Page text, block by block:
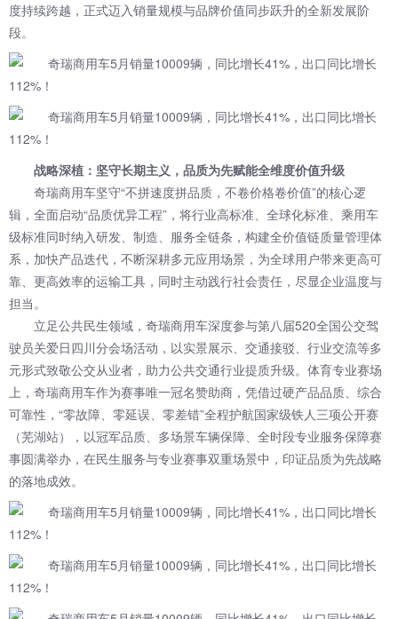
度持续跨越，正式迈入销量规模与品牌价值同步跃升的全新发展阶
段。
战略深植：坚守长期主义，品质为先赋能全维度价值升级
奇瑞商用车坚守“不拼速度拼品质，不卷价格卷价值”的核心逻
辑，全面启动“品质优异工程”，将行业高标准、全球化标准、乘用车
级标准同时纳入研发、制造、服务全链条，构建全价值链质量管理体
系，加快产品迭代，不断深耕多元应用场景，为全球用户带来更高可
靠、更高效率的运输工具，同时主动践行社会责任，尽显企业温度与
担当。
立足公共民生领域，奇瑞商用车深度参与第八届520全国公交驾
驶员关爱日四川分会场活动，以实景展示、交通接驳、行业交流等多
元形式致敬公交从业者，助力公共交通行业提质升级。体育专业赛场
上，奇瑞商用车作为赛事唯一冠名赞助商，凭借过硬产品品质、综合
可靠性，“零故障、零延误、零差错”全程护航国家级铁人三项公开赛
（芜湖站），以冠军品质、多场景车辆保障、全时段专业服务保障赛
事圆满举办，在民生服务与专业赛事双重场景中，印证品质为先战略
的落地成效。